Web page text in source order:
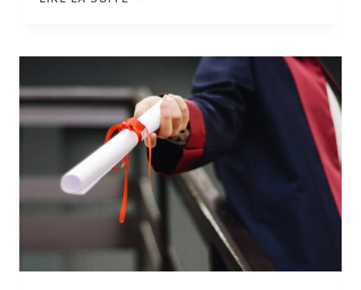
DE
TOMBE
À
LA
CONSTRUCTION
DE
LIEUX
DE
MÉMOIRE
ET
D’IDENTITÉ
:
STRUCTURATION
DU
PAYSAGE
D’ARABIE
CENTRALE